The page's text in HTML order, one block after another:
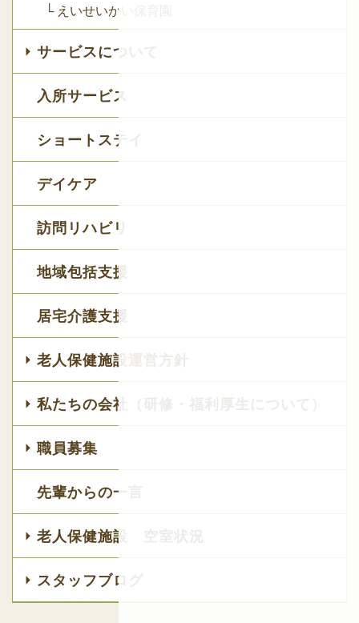
└ えいせいかい保育園
サービスについて
入所サービス
ショートステイ
デイケア
訪問リハビリ
地域包括支援
居宅介護支援
老人保健施設運営方針
私たちの会社（研修・福利厚生について）
職員募集
先輩からの一言
老人保健施設 空室状況
スタッフブログ